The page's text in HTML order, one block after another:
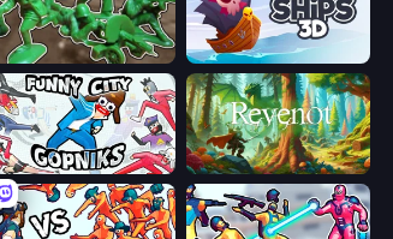
Soldiers - Capture and Control! Ships 3D
Funny City: Gopniks Revenot